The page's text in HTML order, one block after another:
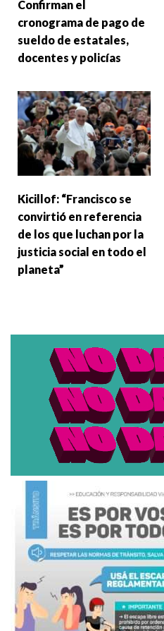
Confirman el
cronograma de pago de
sueldo de estatales,
docentes y policías
Kicillof: “Francisco se
convirtió en referencia
de los que luchan por la
justicia social en todo el
planeta”